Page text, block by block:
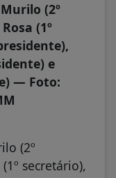
(2º
(1º
e
— Foto:
(2º
secretário),